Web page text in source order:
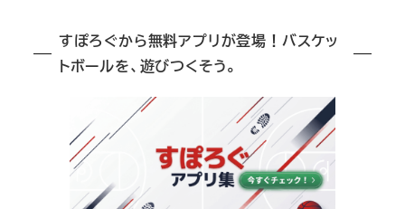
すぽろぐから無料アプリが登場！バスケッ
トボールを、遊びつくそう。